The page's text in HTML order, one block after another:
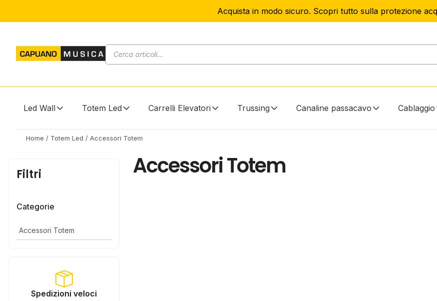
Acquista in modo sicuro. Scopri tutto sulla protezione
Led Wall Totem Led Carrelli Elevatori Trussing Canaline passacavo Cablaggio
Home / Totem Led / Accessori Totem
Filtri
Categorie
Accessori Totem
Spedizioni veloci
Accessori Totem